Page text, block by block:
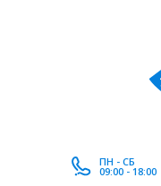
ПН - СБ
09:00 - 18:00